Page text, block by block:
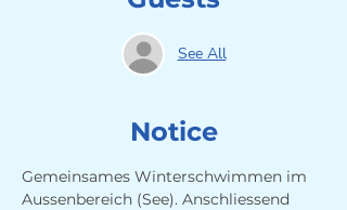
See All
Notice
Gemeinsames Winterschwimmen im
Aussenbereich (See). Anschliessend